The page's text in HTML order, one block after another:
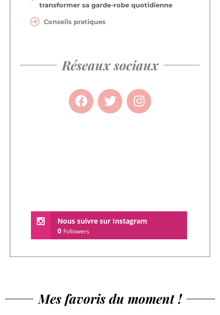
transformer sa garde-robe quotidienne
Conseils pratiques
Réseaux sociaux
Nous suivre sur Instagram
0 Followers
Mes favoris du moment !